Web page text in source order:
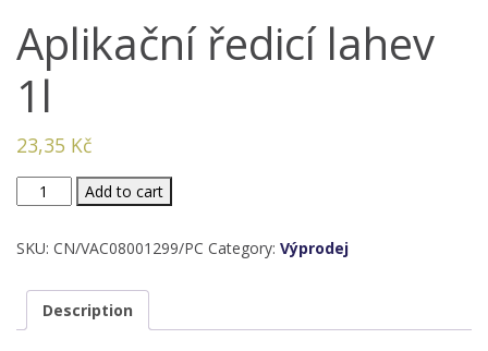
Aplikační ředicí lahev
1l
23,35 Kč
Aplikační
lahev
quantity
Add to cart
SKU: CN/VAC08001299/PC Category: Výprodej
Description